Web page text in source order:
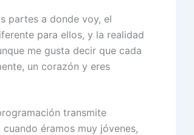
partes a donde voy, el
para ellos, y la realidad
me gusta decir que cada
un corazón y eres
transmite
éramos muy jóvenes,